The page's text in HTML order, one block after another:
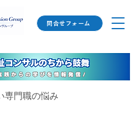
問合せフォーム
専門職の悩み